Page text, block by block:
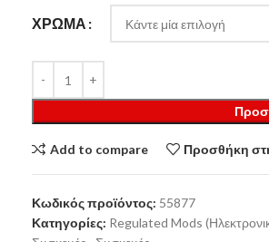
ΧΡΏΜΑ
Add to compare Προσθήκη
Κωδικός προϊόντος: 55877
Κατηγορίες: Regulated Mods